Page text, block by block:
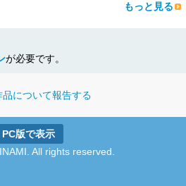
もっと見る
が必要です。
品について報告する
PC版で表示
All rights reserved.